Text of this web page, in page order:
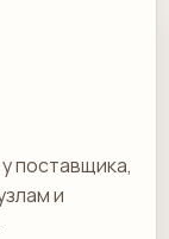
поставщика,
и